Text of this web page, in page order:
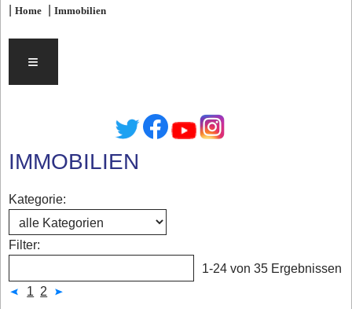
|Home |Immobilien
≡
IMMOBILIEN
Kategorie:
Filter:
1-24 von 35 Ergebnissen
1 2